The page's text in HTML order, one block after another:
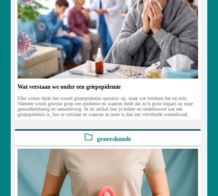
Wat verstaan we onder een griepepidemie
Elke winter duikt het woord griepepidemie opnieuw op, maar wat betekent het nu echt.
Wanneer wordt gewone griep een epidemie en waarom heeft dat zo’n grote impact op onze
gezondheidszorg en samenleving. In dit artikel lees je helder en onderbouwd wat een
griepepidemie is, hoe ze ontstaat en waarom ze meer is dan een vervelende winterkwaal.
geneeskunde